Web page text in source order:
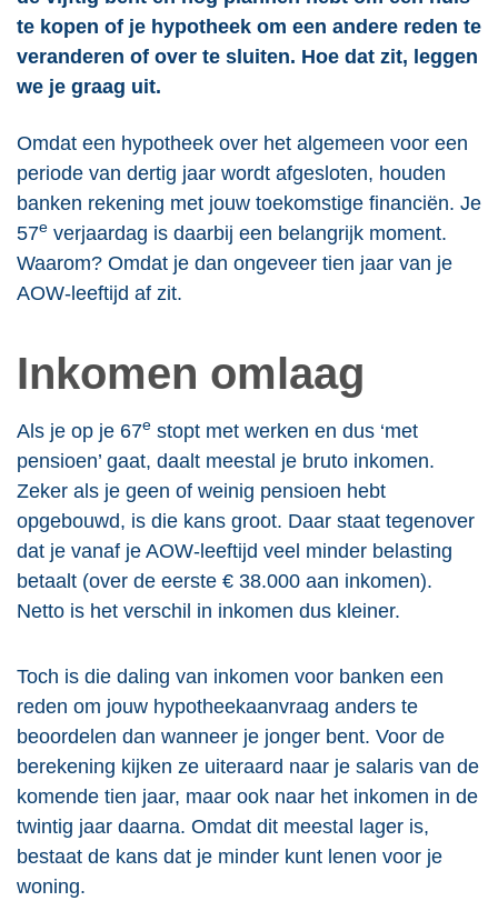
te kopen of je hypotheek om een andere reden te
veranderen of over te sluiten. Hoe dat zit, leggen
we je graag uit.
Omdat een hypotheek over het algemeen voor een
periode van dertig jaar wordt afgesloten, houden
banken rekening met jouw toekomstige financiën. Je
57e verjaardag is daarbij een belangrijk moment.
Waarom? Omdat je dan ongeveer tien jaar van je
AOW-leeftijd af zit.
Inkomen omlaag
Als je op je 67e stopt met werken en dus ‘met
pensioen’ gaat, daalt meestal je bruto inkomen.
Zeker als je geen of weinig pensioen hebt
opgebouwd, is die kans groot. Daar staat tegenover
dat je vanaf je AOW-leeftijd veel minder belasting
betaalt (over de eerste € 38.000 aan inkomen).
Netto is het verschil in inkomen dus kleiner.
Toch is die daling van inkomen voor banken een
reden om jouw hypotheekaanvraag anders te
beoordelen dan wanneer je jonger bent. Voor de
berekening kijken ze uiteraard naar je salaris van de
komende tien jaar, maar ook naar het inkomen in de
twintig jaar daarna. Omdat dit meestal lager is,
bestaat de kans dat je minder kunt lenen voor je
woning.